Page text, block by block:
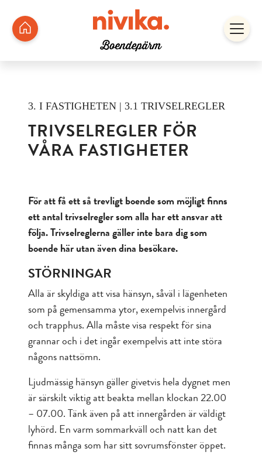
3. I FASTIGHETEN | 3.1 TRIVSELREGLER
TRIVSELREGLER FÖR
VÅRA FASTIGHETER
För att få ett så trevligt boende som möjligt finns
ett antal trivselregler som alla har ett ansvar att
följa. Trivselreglerna gäller inte bara dig som
boende här utan även dina besökare.
STÖRNINGAR
Alla är skyldiga att visa hänsyn, såväl i lägenheten
som på gemensamma ytor, exempelvis innergård
och trapphus. Alla måste visa respekt för sina
grannar och i det ingår exempelvis att inte störa
någons nattsömn.
Ljudmässig hänsyn gäller givetvis hela dygnet men
är särskilt viktig att beakta mellan klockan 22.00
– 07.00. Tänk även på att innergården är väldigt
lyhörd. En varm sommarkväll och natt kan det
finnas många som har sitt sovrumsfönster öppet.